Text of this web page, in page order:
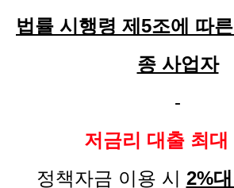
법률 시행령 제5조에 따
종 사업자
-
저금리 대출 최대
정책자금 이용 시 2%